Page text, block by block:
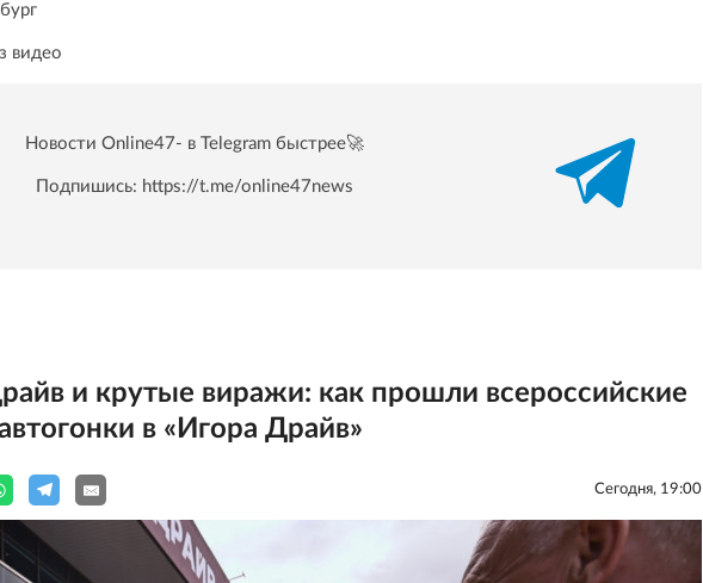
видео
Новости Online47- в Telegram быстрее🚀
Подпишись: https://t.me/online47news
и крутые виражи: как прошли всероссийские
в «Игора Драйв»
Сегодня, 19:00